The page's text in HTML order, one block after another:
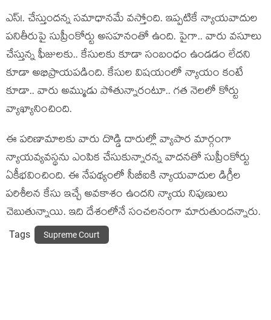
ఎస్‌!. చేస్తుంద‌న్న స‌మాధాన‌మే వ‌స్తోంది. ఇప్ప‌టికే న్యాయ‌వాదుల
ప‌నితీరుపై సుప్రీంకోర్టు అస‌హ‌నంతో ఉంది. పైగా.. వారు వ‌సూలు
చేస్తున్న ఫీజుల‌కు.. కేసుల‌కు కూడా సంబంధం ఉండడం లేద‌ని
కూడా అభిప్రాయ‌ప‌డింది. కేసుల విష‌యంలో న్యాయం కంటే
కూడా.. వారు అమ్ముడు పోతున్నారంటూ.. గ‌త నెల‌లో కోర్టు
వ్యాఖ్యానించింది.
ఈ ప‌రిణామాల‌కు వారు దొడ్డి దారుల్లో వ్యాపార మార్గంగా
న్యాయ‌వ్య‌వ‌స్థ‌ను ఎంపిక చేసుకున్నార‌న్న వాద‌న‌తో సుప్రీంకోర్టు
ఏకీభ‌వించింది. ఈ నేప‌థ్యంలో సీబీఐకి న్యాయ‌వాదుల డిగ్రీల
ప‌రిశీల‌న కేసు ఇచ్చే అవ‌కాశం ఉంద‌ని న్యాయ నిపుణులు
చెబుతున్నాయి. ఇది దేశంలోనే సంచ‌ల‌నంగా మారుతుంద‌న్నారు.
Tags Supreme Court